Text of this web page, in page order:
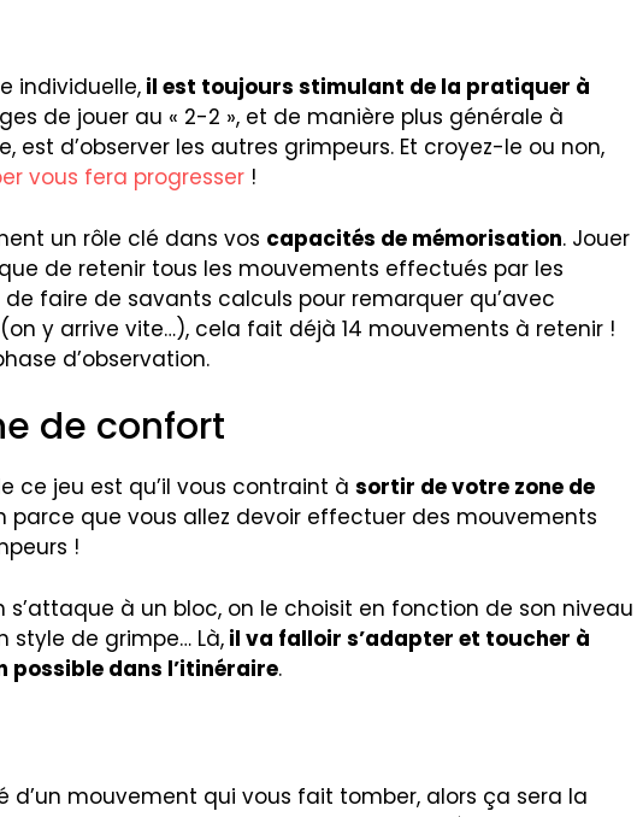
individuelle, il est toujours stimulant de la pratiquer à
de jouer au « 2-2 », et de manière plus générale à
est d’observer les autres grimpeurs. Et croyez-le ou non,
vous fera progresser !
un rôle clé dans vos capacités de mémorisation. Jouer
de retenir tous les mouvements effectués par les
de faire de savants calculs pour remarquer qu’avec
y arrive vite…), cela fait déjà 14 mouvements à retenir !
d’observation.
de confort
ce jeu est qu’il vous contraint à sortir de votre zone de
parce que vous allez devoir effectuer des mouvements
!
à un bloc, on le choisit en fonction de son niveau
style de grimpe… Là, il va falloir s’adapter et toucher à
possible dans l’itinéraire.
d’un mouvement qui vous fait tomber, alors ça sera la